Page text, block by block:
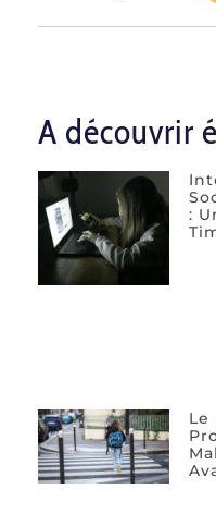
A découvrir
:
Le